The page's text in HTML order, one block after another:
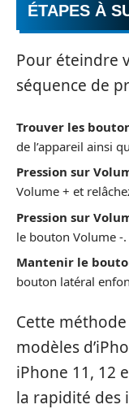
ÉTAPES À
Pour éteindre
séquence de
Trouver les
de l’appareil ainsi
Pression sur
Volume + et
Pression sur
le bouton Volume -.
Mantenir le
bouton latéral
Cette
modèles
iPhone 11, 12
la rapidité des